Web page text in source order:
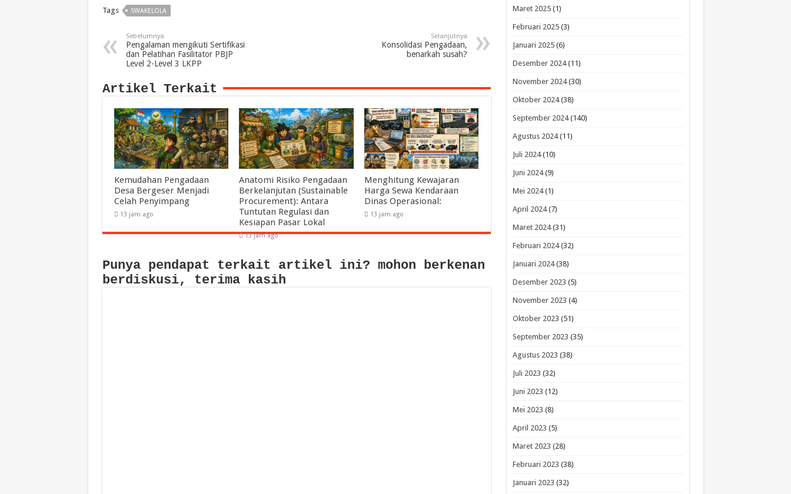
Tags SWAKELOLA
Sebelumnya
Pengalaman mengikuti Sertifikasi
dan Pelatihan Fasilitator PBJP
Level 2-Level 3 LKPP
Selanjutnya
Konsolidasi Pengadaan,
benarkah susah?
Artikel Terkait
Kemudahan Pengadaan
Desa Bergeser Menjadi
Celah Penyimpang
13 jam ago
Anatomi Risiko Pengadaan
Berkelanjutan (Sustainable
Procurement): Antara
Tuntutan Regulasi dan
Kesiapan Pasar Lokal
13 jam ago
Menghitung Kewajaran
Harga Sewa Kendaraan
Dinas Operasional:
13 jam ago
Punya pendapat terkait artikel ini? mohon berkenan
berdiskusi, terima kasih
Maret 2025(1)
Februari 2025(3)
Januari 2025(6)
Desember 2024(11)
November 2024(30)
Oktober 2024(38)
September 2024(140)
Agustus 2024(11)
Juli 2024(10)
Juni 2024(9)
Mei 2024(1)
April 2024(7)
Maret 2024(31)
Februari 2024(32)
Januari 2024(38)
Desember 2023 (5)
November 2023 (4)
Oktober 2023 (51)
September 2023 (35)
Agustus 2023 (38)
Juli 2023 (32)
Juni 2023 (12)
Mei 2023 (8)
April 2023 (5)
Maret 2023 (28)
Februari 2023 (38)
Januari 2023 (32)